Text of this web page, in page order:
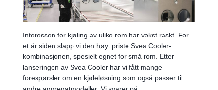
Interessen for kjøling av ulike rom har vokst raskt. For
et år siden slapp vi den høyt priste Svea Cooler-
kombinasjonen, spesielt egnet for små rom. Etter
lanseringen av Svea Cooler har vi fått mange
forespørsler om en kjøleløsning som også passer til